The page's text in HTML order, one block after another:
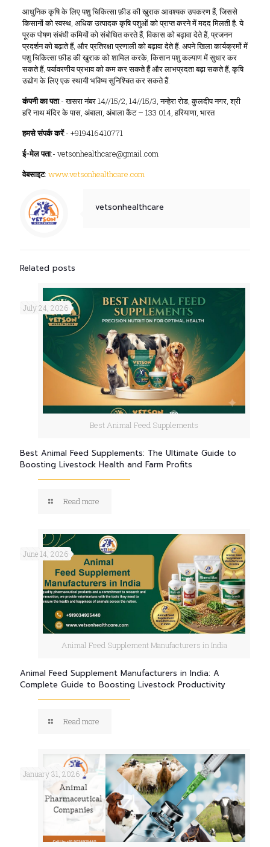
आधुनिक कृषि के लिए पशु चिकित्सा फ़ीड की खुराक आवश्यक उपकरण हैं, जिससे
किसानों को स्वस्थ, अधिक उत्पादक कृषि पशुओं को प्राप्त करने में मदद मिलती है. ये
पूरक पोषण संबंधी कमियों को संबोधित करते हैं, विकास को बढ़ावा देते हैं, प्रजनन
प्रदर्शन को बढ़ाते हैं, और प्रतिरक्षा प्रणाली को बढ़ावा देते हैं. अपने खिला कार्यक्रमों में
पशु चिकित्सा फ़ीड की खुराक को शामिल करके, किसान पशु कल्याण में सुधार कर
सकते हैं, पर्यावरणीय प्रभाव को कम कर सकते हैं और लाभप्रदता बढ़ा सकते हैं, कृषि
उद्योग के लिए एक स्थायी भविष्य सुनिश्चित कर सकते हैं.
कंपनीकापता:- खसरा नंबर 14//15/2, 14//15/3, नन्हेरा रोड, कुलदीप नगर, श्री
हरि नाथ मंदिर के पास, अंबाला, अंबाला कैंट – 133 014, हरियाणा, भारत
हमसे संपर्क करें:- +919416410771
ई-मेल पता:- vetsonhealthcare@gmail.com
वेबसाइट: www.vetsonhealthcare.com
vetsonhealthcare
Related posts
Best Animal Feed Supplements
July 24, 2026
Best Animal Feed Supplements: The Ultimate Guide to
Boosting Livestock Health and Farm Profits
Read more
Animal Feed Supplement Manufacturers in India
June 14, 2026
Animal Feed Supplement Manufacturers in India: A
Complete Guide to Boosting Livestock Productivity
Read more
January 31, 2026